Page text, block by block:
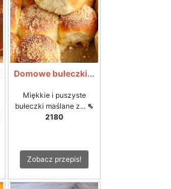
Domowe bułeczki...
Miękkie i puszyste
bułeczki maślane z... ⇖
2180
Zobacz przepis!